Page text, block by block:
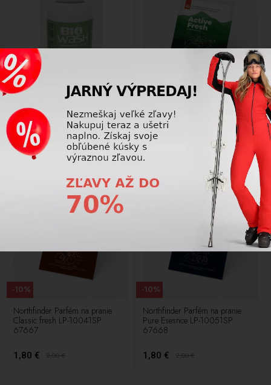
Prací gél Biowash natural s
lanolínom na vlnu s rozmarínom
100 ml
4,50 € 5,00
-10%
Northfinder Parfém na pranie
Active fresh 67666
1,80 €
Northfinder Parfém na pranie
Classic fresh LP-10041SP
67667
1,80 € 2,00€
-10%
NOVÉ
Northfinder Parfém na pranie
Pure Esesnce LP-10051SP
67668
1,80 € 2,00€
-10%